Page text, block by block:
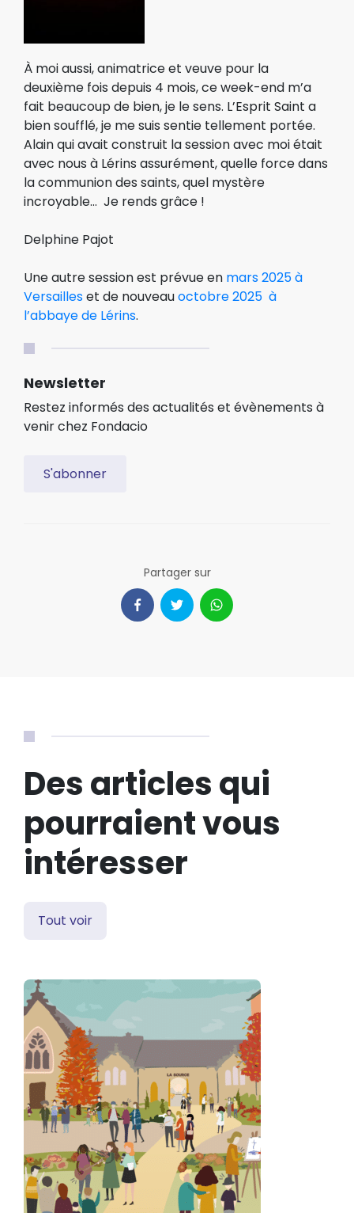
À moi aussi, animatrice et veuve pour la
deuxième fois depuis 4 mois, ce week-end m’a
fait beaucoup de bien, je le sens. L’Esprit Saint a
bien soufflé, je me suis sentie tellement portée.
Alain qui avait construit la session avec moi était
avec nous à Lérins assurément, quelle force dans
la communion des saints, quel mystère
incroyable… Je rends grâce !
Delphine Pajot
Une autre session est prévue en mars 2025 à
Versailleset de nouveauoctobre 2025 à
l’abbaye de Lérins.
Newsletter
Restez informés des actualités et évènements à
venir chez Fondacio
S'abonner
Partager sur
Des articles qui
pourraient vous
intéresser
Tout voir